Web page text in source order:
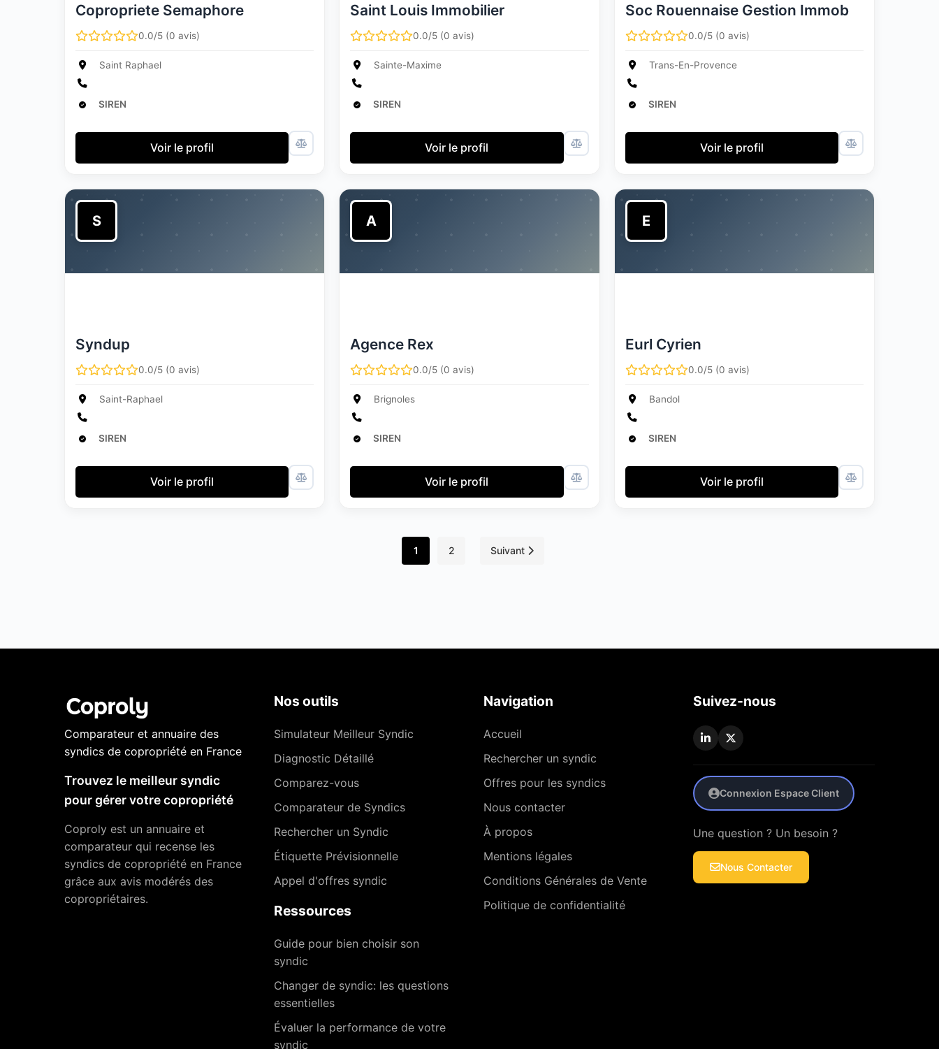
Copropriete Semaphore
0.0/5 (0 avis)
Saint Raphael
SIREN
Voir le profil
Saint Louis Immobilier
0.0/5 (0 avis)
Sainte-Maxime
SIREN
Voir le profil
Soc Rouennaise Gestion Immob
0.0/5 (0 avis)
Trans-En-Provence
SIREN
Voir le profil
S
Syndup
0.0/5 (0 avis)
Saint-Raphael
SIREN
Voir le profil
A
Agence Rex
0.0/5 (0 avis)
Brignoles
SIREN
Voir le profil
E
Eurl Cyrien
0.0/5 (0 avis)
Bandol
SIREN
Voir le profil
1 2 Suivant
Comparateur et annuaire des
syndics de copropriété en France
Trouvez le meilleur syndic
pour gérer votre copropriété
Coproly est un annuaire et
comparateur qui recense les
syndics de copropriété en France
grâce aux avis modérés des
copropriétaires.
Nos outils
Simulateur Meilleur Syndic
Diagnostic Détaillé
Comparez-vous
Comparateur de Syndics
Rechercher un Syndic
Étiquette Prévisionnelle
Appel d'offres syndic
Ressources
Guide pour bien choisir son
syndic
Changer de syndic: les questions
essentielles
Évaluer la performance de votre
syndic
Navigation
Accueil
Rechercher un syndic
Offres pour les syndics
Nous contacter
À propos
Mentions légales
Conditions Générales de Vente
Politique de confidentialité
Suivez-nous
Connexion Espace Client
Une question ? Un besoin ?
Nous Contacter